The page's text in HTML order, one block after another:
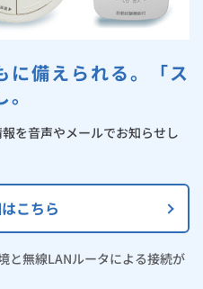
での流れ
ン診断
機
ワック」
イン
ノ」
さま 企業情報
に備えられる。「ス
を音声やメールでお知らせし
こちら
と無線LANルータによる接続が